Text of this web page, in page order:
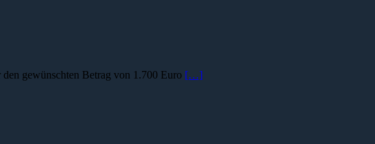
gewünschten Betrag von 1.700 Euro […]